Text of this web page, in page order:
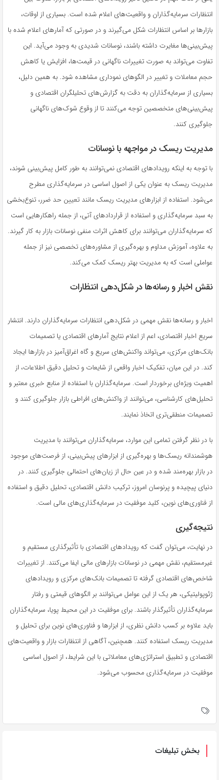
انتظارات سرمایه‌گذاران و واقعیت‌های اعلام شده است. بسیاری از اوقات،
بازارها بر اساس انتظارات شکل می‌گیرند و در صورتی که آمارهای اعلام شده با
پیش‌بینی‌ها مغایرت داشته باشند، نوسانات شدیدی به وجود می‌آید. این
تفاوت می‌تواند به صورت تغییرات ناگهانی در قیمت‌ها، افزایش یا کاهش
حجم معاملات و تغییر در الگوهای نموداری مشاهده شود. به همین دلیل،
بسیاری از سرمایه‌گذاران به دقت به گزارش‌های تحلیلگران اقتصادی و
پیش‌بینی‌های متخصصین توجه می‌کنند تا از وقوع شوک‌های ناگهانی
جلوگیری کنند.
مدیریت ریسک در مواجهه با نوسانات
با توجه به اینکه رویدادهای اقتصادی نمی‌توانند به طور کامل پیش‌بینی شوند،
مدیریت ریسک به عنوان یکی از اصول اساسی در سرمایه‌گذاری مطرح
می‌شود. استفاده از ابزارهای مدیریت ریسک مانند تعیین حد ضرر، تنوع‌بخشی
به سبد سرمایه‌گذاری و استفاده از قراردادهای آتی، از جمله راهکارهایی است
که سرمایه‌گذاران می‌توانند برای کاهش اثرات منفی نوسانات بازار به کار گیرند.
به علاوه، آموزش مداوم و بهره‌گیری از مشاوره‌های تخصصی نیز از جمله
عواملی است که به مدیریت بهتر ریسک کمک می‌کند.
نقش اخبار و رسانه‌ها در شکل‌دهی انتظارات
اخبار و رسانه‌ها نقش مهمی در شکل‌دهی انتظارات سرمایه‌گذاران دارند. انتشار
سریع اخبار اقتصادی، اعم از اعلام نتایج آمارهای اقتصادی یا تصمیمات
بانک‌های مرکزی، می‌تواند واکنش‌های سریع و گاه اغراق‌آمیز در بازارها ایجاد
کند. در این میان، تفکیک اخبار واقعی از شایعات و تحلیل دقیق اطلاعات، از
اهمیت ویژه‌ای برخوردار است. سرمایه‌گذاران با استفاده از منابع خبری معتبر و
تحلیل‌های کارشناسی، می‌توانند از واکنش‌های افراطی بازار جلوگیری کنند و
تصمیمات منطقی‌تری اتخاذ نمایند.
با در نظر گرفتن تمامی این موارد، سرمایه‌گذاران می‌توانند با مدیریت
هوشمندانه ریسک‌ها و بهره‌گیری از ابزارهای پیش‌بینی، از فرصت‌های موجود
در بازار بهره‌مند شده و در عین حال از زیان‌های احتمالی جلوگیری کنند. در
دنیای پیچیده و پرنوسان امروز، ترکیب دانش اقتصادی، تحلیل دقیق و استفاده
از فناوری‌های نوین، کلید موفقیت در سرمایه‌گذاری‌های مالی است.
نتیجه‌گیری
در نهایت، می‌توان گفت که رویدادهای اقتصادی با تأثیرگذاری مستقیم و
غیرمستقیم، نقش مهمی در نوسانات بازارهای مالی ایفا می‌کنند. از تغییرات
شاخص‌های اقتصادی گرفته تا تصمیمات بانک‌های مرکزی و رویدادهای
ژئوپولیتیکی، هر یک از این عوامل می‌توانند بر الگوهای قیمتی و رفتار
سرمایه‌گذاران تأثیرگذار باشند. برای موفقیت در این محیط پویا، سرمایه‌گذاران
باید علاوه بر کسب دانش نظری، از ابزارها و فناوری‌های نوین برای تحلیل و
مدیریت ریسک استفاده کنند. همچنین، آگاهی از انتظارات بازار و واقعیت‌های
اقتصادی و تطبیق استراتژی‌های معاملاتی با این شرایط، از اصول اساسی
موفقیت در سرمایه‌گذاری محسوب می‌شود.
بخش تبلیغات